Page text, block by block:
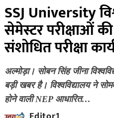
SSJ University
सेमेस्टर परीक्षाओं
संशोधित परीक्षा
अल्मोड़ा। सोबन सिंह जीना
बड़ी खबर है। विश्वविद्यालय ने
होने वाली NEP आधारित…